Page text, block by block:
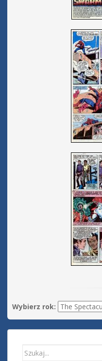
Wybierz rok:
Search